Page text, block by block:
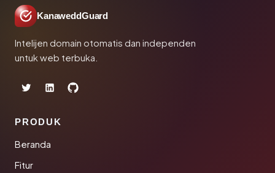
KanaweddGuard
Intelijen domain otomatis dan independen
untuk web terbuka.
PRODUK
Beranda
Fitur